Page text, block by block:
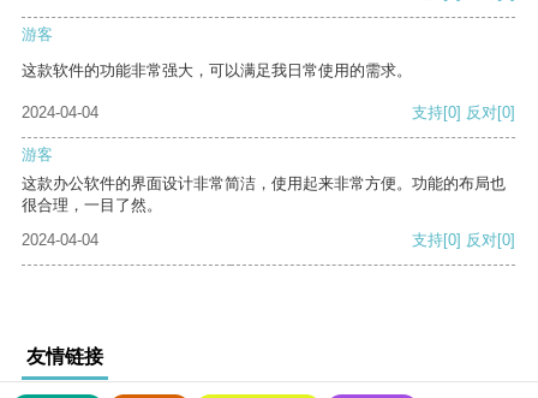
游客
这款软件的功能非常强大，可以满足我日常使用的需求。
2024-04-04 支持[0] 反对[0]
游客
这款办公软件的界面设计非常简洁，使用起来非常方便。功能的布局也
很合理，一目了然。
2024-04-04
支持[0] 反对[0]
友情链接